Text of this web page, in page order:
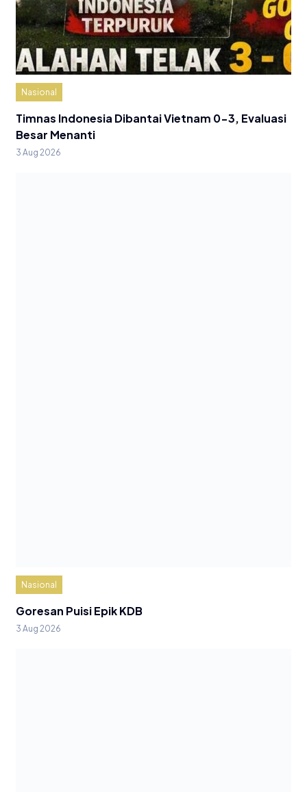
Nasional
Timnas Indonesia Dibantai Vietnam 0-3, Evaluasi
Besar Menanti
3 Aug 2026
Nasional
Goresan Puisi Epik KDB
3 Aug 2026